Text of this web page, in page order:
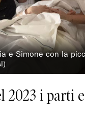
e Simone con la
2023 i parti